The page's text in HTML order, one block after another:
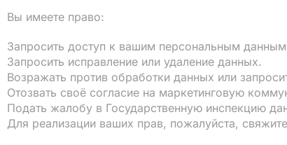
Вы имеете право:
Запросить доступ к вашим персональным
Запросить исправление или удаление данных.
Возражать против обработки данных или
Отозвать своё согласие на маркетинговую
Подать жалобу в Государственную инспекцию
Для реализации ваших прав, пожалуйста,